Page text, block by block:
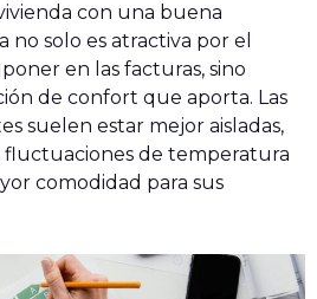
con una buena
no solo es atractiva por el
en las facturas, sino
de confort que aporta. Las
suelen estar mejor aisladas,
fluctuaciones de temperatura
comodidad para sus